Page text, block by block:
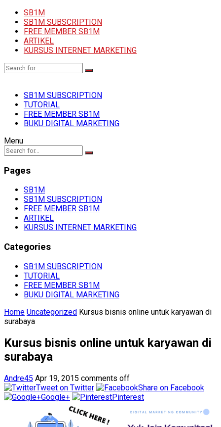
SB1M
SB1M SUBSCRIPTION
FREE MEMBER SB1M
ARTIKEL
KURSUS INTERNET MARKETING
SB1M SUBSCRIPTION
TUTORIAL
FREE MEMBER SB1M
BUKU DIGITAL MARKETING
Menu
Pages
SB1M
SB1M SUBSCRIPTION
FREE MEMBER SB1M
ARTIKEL
KURSUS INTERNET MARKETING
Categories
SB1M SUBSCRIPTION
TUTORIAL
FREE MEMBER SB1M
BUKU DIGITAL MARKETING
Home Uncategorized Kursus bisnis online untuk karyawan di
surabaya
Kursus bisnis online untuk karyawan di
surabaya
Andre45 Apr 19, 2015 comments off
Tweet on Twitter
Share on Facebook
Google+
Pinterest